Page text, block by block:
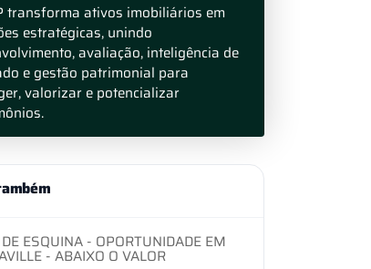
transforma ativos imobiliários em
estratégicas, unindo
avaliação, inteligência de
e gestão patrimonial para
valorizar e potencializar
ESQUINA - OPORTUNIDADE EM
- ABAIXO O VALOR